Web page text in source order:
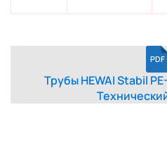
PDF
Трубы HEWAI Stabil